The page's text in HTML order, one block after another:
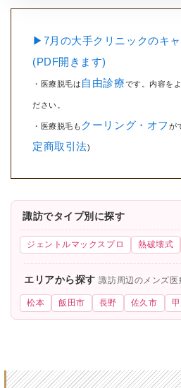
▶7月の大手クリニックのキ
(PDF開きます)
・医療脱毛は 自由診療です。内容を
ださい。
・医療脱毛も クーリング・オフ が
定商取引法)
諏訪でタイプ別に探す
ジェントルマックスプロ 熱破壊式
エリアから探す諏訪周辺のメンズ
松本 飯田市 長野 佐久市